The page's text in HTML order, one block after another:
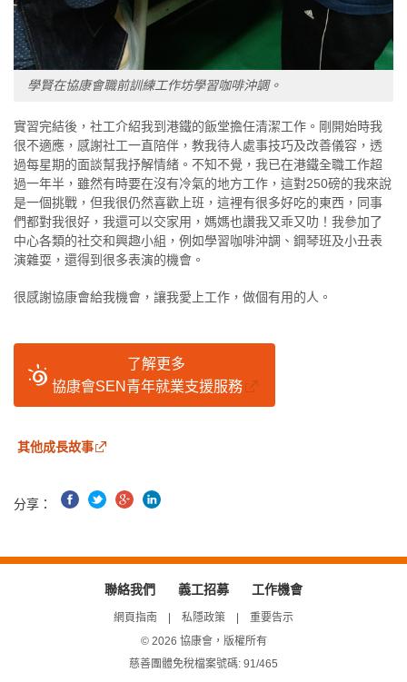
學賢在協康會職前訓練工作坊學習咖啡沖調。
實習完結後，社工介紹我到港鐵的飯堂擔任清潔工作。剛開始時我
很不適應，感謝社工一直陪伴，教我待人處事技巧及改善儀容，透
過每星期的面談幫我抒解情緒。不知不覺，我已在港鐵全職工作超
過一年半，雖然有時要在沒有冷氣的地方工作，這對250磅的我來說
是一個挑戰，但我很仍然喜歡上班，這裡有很多好吃的東西，同事
們都對我很好，我還可以交家用，媽媽也讚我又乖又叻！我參加了
中心各類的社交和興趣小組，例如學習咖啡沖調、鋼琴班及小丑表
演雜耍，還得到很多表演的機會。
很感謝協康會給我機會，讓我愛上工作，做個有用的人。
了解更多
協康會SEN青年就業支援服務
其他成長故事
分享： Facebook
推 Google
領
聯絡我們 義工招募 工作機會
網頁指南 私隱政策
重要告示
© 2026 協康會，版權所有
慈善團體免稅檔案號碼: 91/465